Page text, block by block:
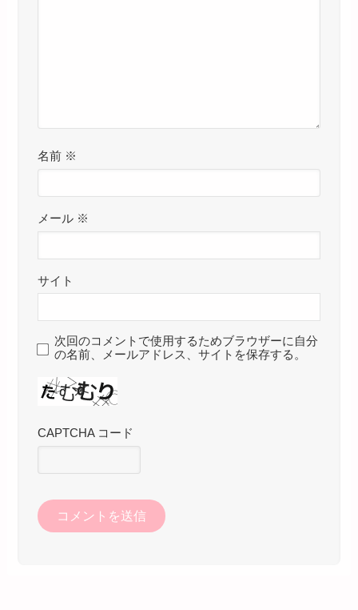
名前 ※
メール ※
サイト
次回のコメントで使用するためブラウザーに自分
の名前、メールアドレス、サイトを保存する。
CAPTCHA コード